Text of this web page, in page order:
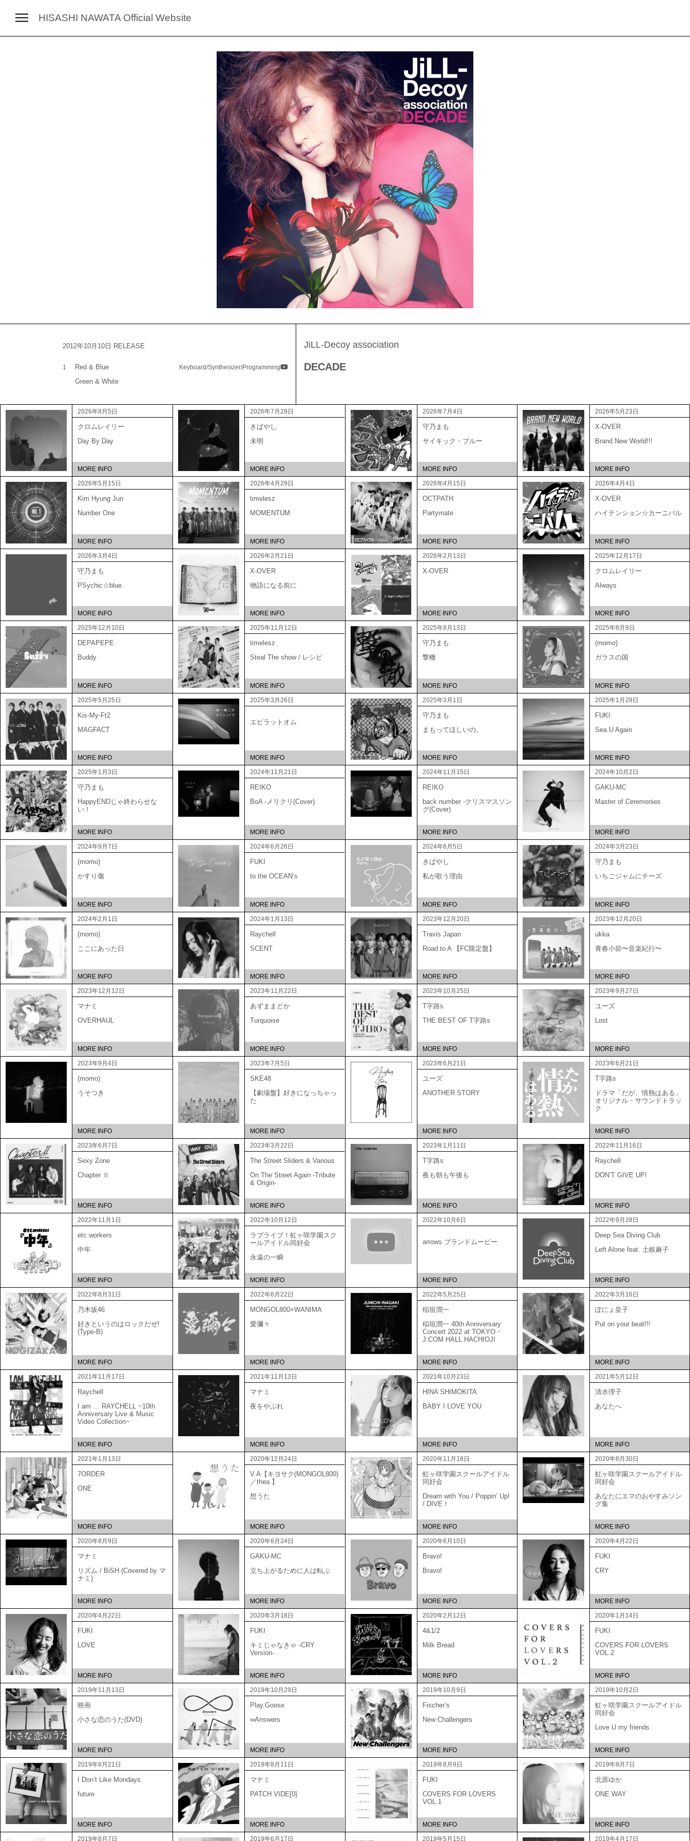
HISASHI NAWATA Official Website
JiLL-Decoy association
DECADE
2012年10月10日 RELEASE
1 Red & Blue Keyboard/Synthesizer/Programming
Green & White
2026年8月5日
クロムレイリー
Day By Day
MORE INFO
2026年7月29日
きばやし
未明
MORE INFO
2026年7月4日
守乃まも
サイキック・ブルー
MORE INFO
2026年5月23日
X-OVER
Brand New World!!!
MORE INFO
2026年5月15日
Kim Hyung Jun
Number One
MORE INFO
2026年4月29日
timelesz
MOMENTUM
MORE INFO
2026年4月15日
OCTPATH
Partymate
MORE INFO
2026年4月4日
X-OVER
ハイテンション☆カーニバル
MORE INFO
2026年3月4日
守乃まも
PSychic☆blue
MORE INFO
2026年2月21日
X-OVER
物語になる前に
MORE INFO
2026年2月13日
X-OVER
MORE INFO
2025年12月17日
クロムレイリー
Always
MORE INFO
2025年12月10日
DEPAPEPE
Buddy
MORE INFO
2025年11月12日
timelesz
Steal The show / レシピ
MORE INFO
2025年8月13日
守乃まも
撃轍
MORE INFO
2025年8月9日
(momo)
ガラスの国
MORE INFO
2025年5月25日
Kis-My-Ft2
MAGFACT
MORE INFO
2025年3月26日
エピラットオム
MORE INFO
2025年3月1日
守乃まも
まもってほしいの。
MORE INFO
2025年1月29日
FUKI
Sea U Again
MORE INFO
2025年1月3日
守乃まも
HappyENDじゃ終わらせな
い！
MORE INFO
2024年11月21日
REIKO
BoA -メリクリ(Cover)
MORE INFO
2024年11月15日
REIKO
back number -クリスマスソン
グ(Cover)
MORE INFO
2024年10月2日
GAKU-MC
Master of Ceremonies
MORE INFO
2024年9月7日
(momo)
かすり傷
MORE INFO
2024年6月26日
FUKI
to the OCEAN’s
MORE INFO
2024年6月5日
きばやし
私が歌う理由
MORE INFO
2024年3月23日
守乃まも
いちごジャムにチーズ
MORE INFO
2024年2月1日
(momo)
ここにあった日
MORE INFO
2024年1月13日
Raychell
SCENT
MORE INFO
2023年12月20日
Travis Japan
Road to A 【FC限定盤】
MORE INFO
2023年12月20日
ukka
青春小節〜音楽紀行〜
MORE INFO
2023年12月12日
マナミ
OVERHAUL
MORE INFO
2023年11月22日
あずままどか
Turquoise
MORE INFO
2023年10月25日
T字路s
THE BEST OF T字路s
MORE INFO
2023年9月27日
ユーズ
Lost
MORE INFO
2023年9月4日
(momo)
うそつき
MORE INFO
2023年7月5日
SKE48
【劇場盤】好きになっちゃっ
た
MORE INFO
2023年6月21日
ユーズ
ANOTHER STORY
MORE INFO
2023年6月21日
T字路s
ドラマ「だが、情熱はある」
オリジナル・サウンドトラッ
ク
MORE INFO
2023年6月7日
Sexy Zone
Chapter Ⅱ
MORE INFO
2023年3月22日
The Street Sliders & Various
On The Street Again -Tribute
& Origin-
MORE INFO
2023年1月11日
T字路s
夜も朝も午後も
MORE INFO
2022年11月16日
Raychell
DON’T GIVE UP!
MORE INFO
2022年11月1日
etc.workers
中年
MORE INFO
2022年10月12日
ラブライブ！虹ヶ咲学園スク
ールアイドル同好会
永遠の一瞬
MORE INFO
2022年10月6日
arrows ブランドムービー
MORE INFO
2022年9月28日
Deep Sea Diving Club
Left Alone feat. 土岐麻子
MORE INFO
2022年8月31日
乃木坂46
好きというのはロックだぜ!
(Type-B)
MORE INFO
2022年6月22日
MONGOL800×WANIMA
愛彌々
MORE INFO
2022年5月25日
稲垣潤一
稲垣潤一 40th Anniversary
Concert 2022 at TOKYO・
J:COM HALL HACHIOJI
MORE INFO
2022年3月16日
ぽにょ皇子
Put on your beat!!!
MORE INFO
2021年11月17日
Raychell
I am … RAYCHELL ~10th
Anniversary Live & Music
Video Collection~
MORE INFO
2021年11月13日
マナミ
夜をやぶれ
MORE INFO
2021年10月23日
HINA SHIMOKITA
BABY I LOVE YOU
MORE INFO
2021年5月12日
清水理子
あなたへ
MORE INFO
2021年1月13日
7ORDER
ONE
MORE INFO
2020年12月24日
V.A【キヨサク(MONGOL800)
／thea 】
想うた
MORE INFO
2020年11月18日
虹ヶ咲学園スクールアイドル
同好会
Dream with You / Poppin’ Up!
/ DIVE！
MORE INFO
2020年8月30日
虹ヶ咲学園スクールアイドル
同好会
あなたにエマのおやすみソン
グ集
MORE INFO
2020年8月9日
マナミ
リズム / BiSH (Covered by マ
ナミ)
MORE INFO
2020年6月24日
GAKU-MC
立ち上がるために人は転ぶ
MORE INFO
2020年6月10日
Bravo!
Bravo!
MORE INFO
2020年4月22日
FUKI
CRY
MORE INFO
2020年4月22日
FUKI
LOVE
MORE INFO
2020年3月18日
FUKI
キミじゃなきゃ -CRY
Version-
MORE INFO
2020年2月12日
4&1/2
Milk Bread
MORE INFO
2020年1月14日
FUKI
COVERS FOR LOVERS
VOL.2
MORE INFO
2019年11月13日
映画
小さな恋のうた(DVD)
MORE INFO
2019年10月29日
Play.Goose
∞Answers
MORE INFO
2019年10月9日
Fischer’s
New Challengers
MORE INFO
2019年10月2日
虹ヶ咲学園スクールアイドル
同好会
Love U my friends
MORE INFO
2019年8月21日
I Don’t Like Mondays.
future
MORE INFO
2019年8月11日
マナミ
PATCH VIDE[0]
MORE INFO
2019年8月9日
FUKI
COVERS FOR LOVERS
VOL.1
MORE INFO
2019年8月7日
北原ゆか
ONE WAY
MORE INFO
2019年8月7日
2019年6月17日 2019年5月15日 2019年4月17日